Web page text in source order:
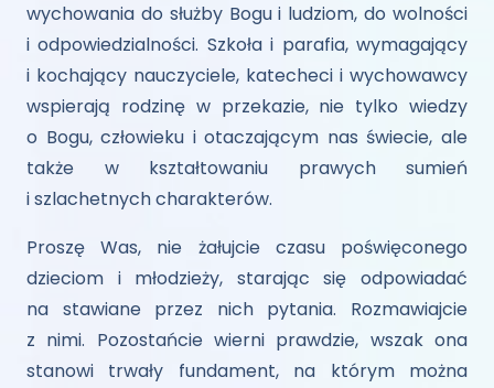
wychowania do służby Bogu i ludziom, do wolności
i odpowiedzialności. Szkoła i parafia, wymagający
i kochający nauczyciele, katecheci i wychowawcy
wspierają rodzinę w przekazie, nie tylko wiedzy
o Bogu, człowieku i otaczającym nas świecie, ale
także w kształtowaniu prawych sumień
i szlachetnych charakterów.
Proszę Was, nie żałujcie czasu poświęconego
dzieciom i młodzieży, starając się odpowiadać
na stawiane przez nich pytania. Rozmawiajcie
z nimi. Pozostańcie wierni prawdzie, wszak ona
stanowi trwały fundament, na którym można